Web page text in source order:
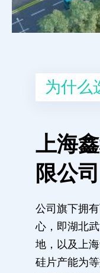
为什么
上海
限公司
公司旗下拥
心，即湖北
地，以及上
硅片产能为